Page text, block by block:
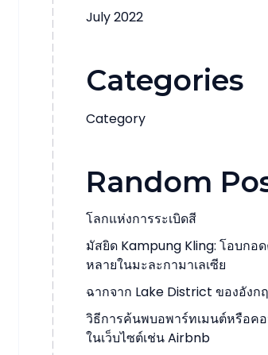
July 2022
Categories
Category
Random
โลกแห่งการระเบิดสี
มัสยิด Kampung Kling: โอบกอ
หลายในมะละกามาเลเซีย
ฉากจาก Lake District ของอังก
วิธีการค้นพบอพาร์ทเมนต์หรือค
ในเว็บไซต์เช่น Airbnb